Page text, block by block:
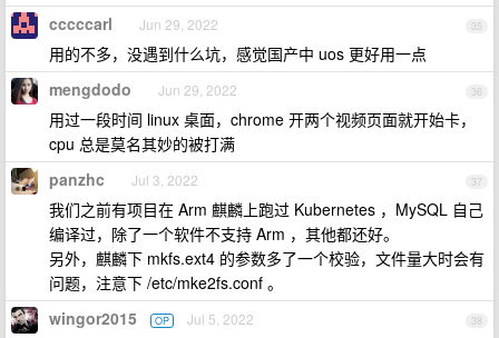
35
cccccarl Jun 29, 2022
用的不多，没遇到什么坑，感觉国产中 uos 更好用一点
36
mengdodo Jun 29, 2022
用过一段时间 linux 桌面，chrome 开两个视频页面就开始卡，
cpu 总是莫名其妙的被打满
37
panzhc Jul 3, 2022
我们之前有项目在 Arm 麒麟上跑过 Kubernetes ，MySQL 自己
编译过，除了一个软件不支持 Arm ，其他都还好。
另外，麒麟下 mkfs.ext4 的参数多了一个校验，文件量大时会有
问题，注意下 /etc/mke2fs.conf 。
38
wingor2015 OP Jul 5, 2022